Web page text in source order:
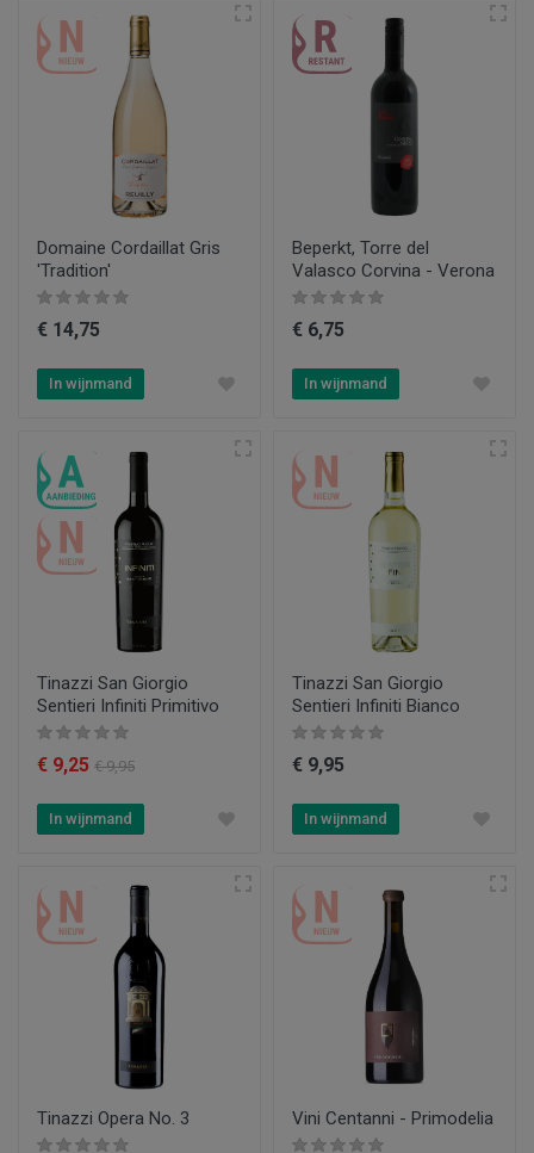
Domaine Cordaillat Gris
'Tradition'
€ 14,75
In wijnmand
Beperkt, Torre del
Valasco Corvina - Verona
€ 6,75
In wijnmand
Tinazzi San Giorgio
Sentieri Infiniti Primitivo
€ 9,25 € 9,95
In wijnmand
Tinazzi San Giorgio
Sentieri Infiniti Bianco
€ 9,95
In wijnmand
Tinazzi Opera No. 3 Vini Centanni - Primodelia